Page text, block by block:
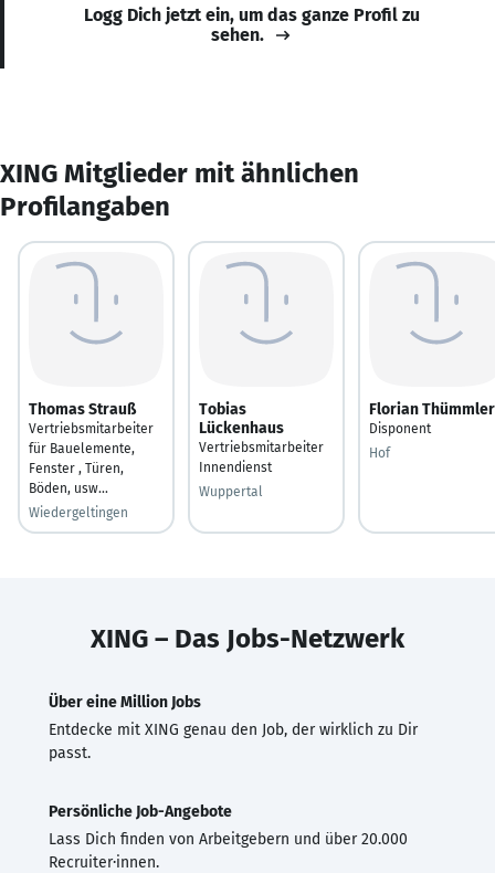
Logg Dich jetzt ein, um das ganze Profil zu
sehen.
XING Mitglieder mit ähnlichen
Profilangaben
Thomas Strauß
Vertriebsmitarbeiter
für Bauelemente,
Fenster , Türen,
Böden, usw...
Wiedergeltingen
Tobias
Lückenhaus
Vertriebsmitarbeiter
Innendienst
Wuppertal
Florian Thümmler
Disponent
Hof
XING – Das Jobs-Netzwerk
Über eine Million Jobs
Entdecke mit XING genau den Job, der wirklich zu Dir
passt.
Persönliche Job-Angebote
Lass Dich finden von Arbeitgebern und über 20.000
Recruiter·innen.